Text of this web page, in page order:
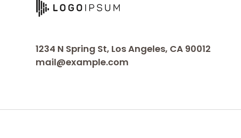
1234 N Spring St, Los Angeles, CA 90012
mail@example.com